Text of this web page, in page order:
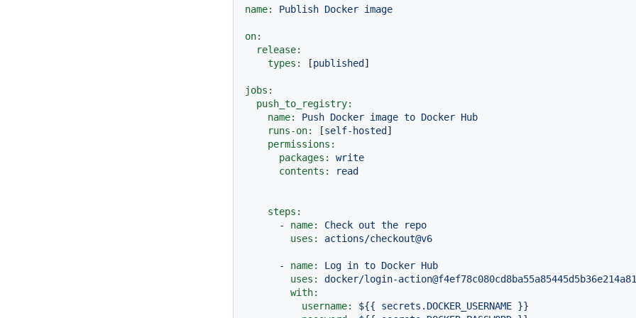
name: Publish Docker image
on:
release:
types:
[published ]
jobs:
push_to_registry:
name:
Push Docker image to Docker Hub
runs-on:
[self-hosted ]
permissions:
packages:
write
contents:
read
steps:
-
name: Check out the
repo
uses:
actions/checkout@v6
- name: Log in to Docker Hub
uses:
docker/login-
with:
username:
${{ secrets.DOCKER_USERNAME }}